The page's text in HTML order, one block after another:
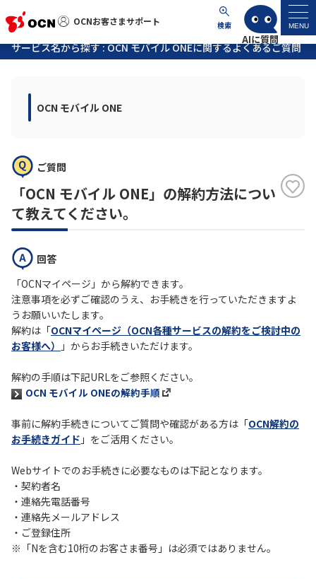
OCNお客さまサポート 検索 MENU
OCNお客さまサポート
マイページ
サポートトップ
よくあるご質問
工事・故障情報
お問い合わせ
履歴・お気に入り
お知らせ
NTTドコモビジネスのお客さ
まはこちら
工事・故障情報通知
OCN サービス一覧
サービス名から探す : OCN モバイル ONEに関するよくあるご質問
OCN モバイル ONE
ご質問
「OCN モバイル ONE」の解約方法につい
て教えてください。
回答
「OCNマイページ」から解約できます。
注意事項を必ずご確認のうえ、お手続きを行っていただきますよ
うお願いいたします。
解約は「OCNマイページ（OCN各種サービスの解約をご検討中の
お客様へ）
」からお手続きいただけます。
解約の手順は下記URLをご参照ください。
OCN モバイル ONEの解約手順
事前に解約手続きについてご質問や確認がある方は「OCN解約の
お手続きガイド 」をご活用ください。
Webサイトでのお手続きに必要なものは下記となります。
・契約者名
・連絡先電話番号
・連絡先メールアドレス
・ご登録住所
※「Nを含む10桁のお客さま番号」は必須ではありません。